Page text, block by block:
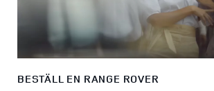
BESTÄLL EN RANGE ROVER